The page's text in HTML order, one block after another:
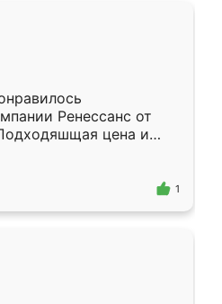
Ренессанс от
цена и
Приехавший
Владислав
эскизу самый
1